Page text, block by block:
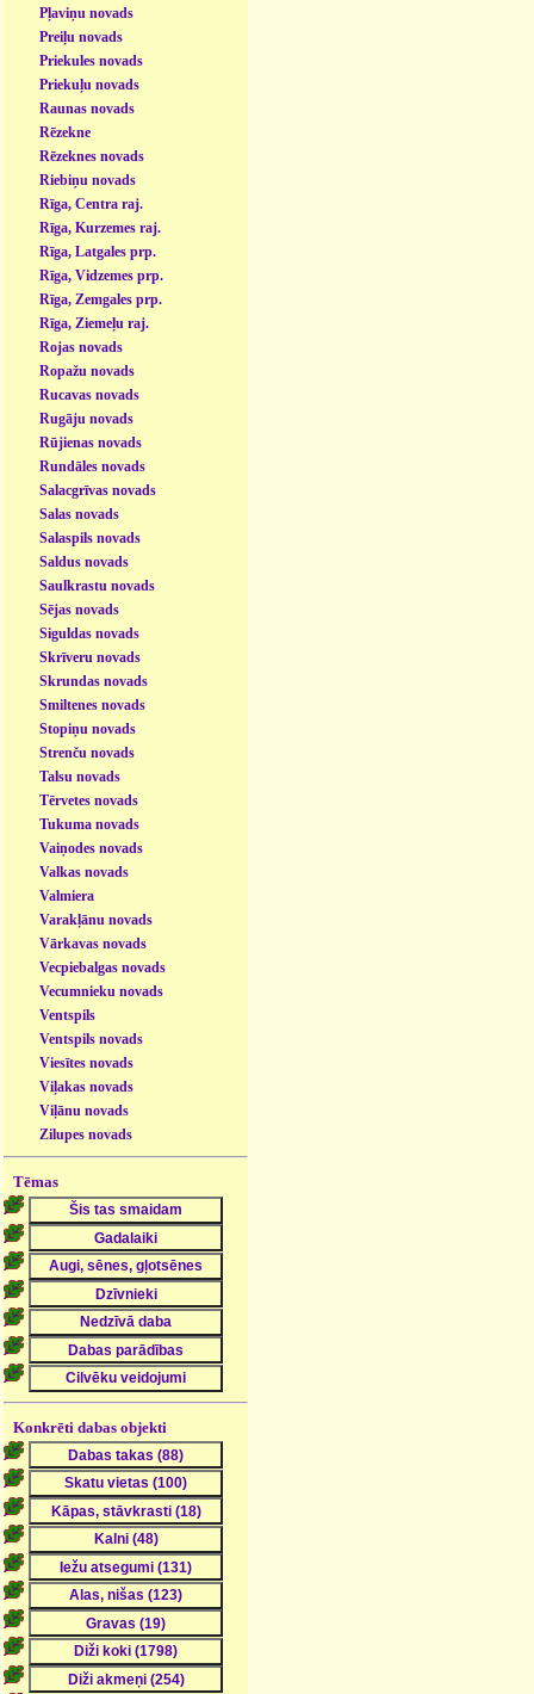
Pļaviņu novads
Preiļu novads
Priekules novads
Priekuļu novads
Raunas novads
Rēzekne
Rēzeknes novads
Riebiņu novads
Rīga, Centra raj.
Rīga, Kurzemes raj.
Rīga, Latgales prp.
Rīga, Vidzemes prp.
Rīga, Zemgales prp.
Rīga, Ziemeļu raj.
Rojas novads
Ropažu novads
Rucavas novads
Rugāju novads
Rūjienas novads
Rundāles novads
Salacgrīvas novads
Salas novads
Salaspils novads
Saldus novads
Saulkrastu novads
Sējas novads
Siguldas novads
Skrīveru novads
Skrundas novads
Smiltenes novads
Stopiņu novads
Strenču novads
Talsu novads
Tērvetes novads
Tukuma novads
Vaiņodes novads
Valkas novads
Valmiera
Varakļānu novads
Vārkavas novads
Vecpiebalgas novads
Vecumnieku novads
Ventspils
Ventspils novads
Viesītes novads
Viļakas novads
Viļānu novads
Zilupes novads
Tēmas
Konkrēti dabas objekti